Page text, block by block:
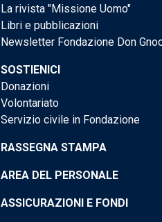
La rivista "Missione Uomo"
Libri e pubblicazioni
Newsletter Fondazione Don
SOSTIENICI
Donazioni
Volontariato
Servizio civile in Fondazione
RASSEGNA STAMPA
AREA DEL PERSONALE
ASSICURAZIONI E FONDI